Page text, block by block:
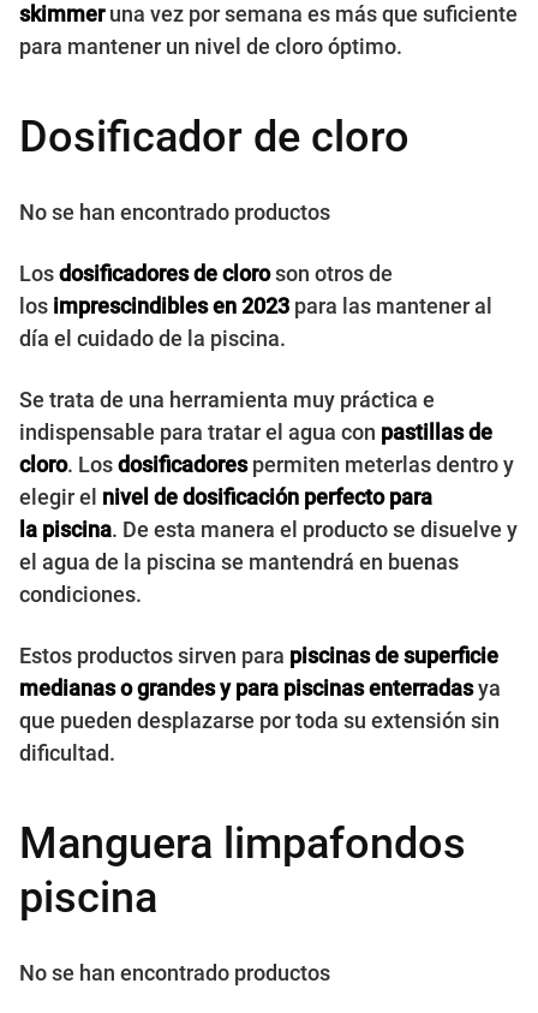
skimmeruna vez por semana es más que suficiente
para mantener un nivel de cloro óptimo.
Dosificador de cloro
No se han encontrado productos
Losdosificadores de cloroson otros de
los imprescindibles en 2023 para las mantener al
día el cuidado de la piscina.
Se trata de una herramienta muy práctica e
indispensable para tratar el agua con pastillas de
cloro. Losdosificadorespermiten meterlas dentro y
elegir el nivel de dosificación perfecto para
la piscina. De esta manera el producto se disuelve y
el agua de la piscina se mantendrá en buenas
condiciones.
Estos productos sirven para piscinas de superficie
medianas o grandes y para piscinas enterradasya
que pueden desplazarse por toda su extensión sin
dificultad.
Manguera limpafondos
piscina
No se han encontrado productos